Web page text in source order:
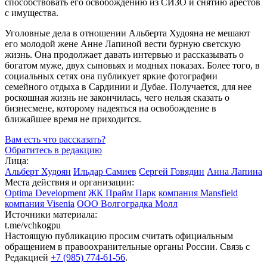
с имущества.
Уголовные дела в отношении Альберта Худояна не мешают
его молодой жене Анне Лапиной вести бурную светскую
жизнь. Она продолжает давать интервью и рассказывать о
богатом муже, двух сыновьях и модных показах. Более того, в
социальных сетях она публикует яркие фотографии
семейного отдыха в Сардинии и Дубае. Получается, для нее
роскошная жизнь не закончилась, чего нельзя сказать о
бизнесмене, которому надеяться на освобождение в
ближайшее время не приходится.
Вам есть что рассказать?
Обратитесь в редакцию
Лица:
Альберт Худоян Ильдар Самиев Сергей Говядин Анна Лапина
Места действия и организации:
Optima Development ЖК Прайм Парк компания Mansfield
компания Visenia ООО Волгоградка Молл
Источники материала:
t.me/vchkogpu
Настоящую публикацию просим считать официальным
обращением в правоохранительные органы России. Связь с
Редакцией +7 (985) 774-61-56.